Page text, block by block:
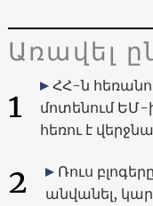
Առավել
1
ՀՀ-ն
մոտենում ԵՄ-
հեռու է
2
Ռուս
անվանել,